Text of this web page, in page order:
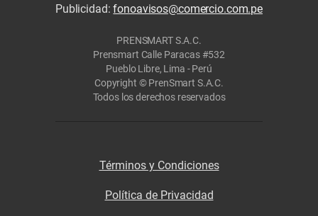
Publicidad:fonoavisos@comercio.com.pe
PRENSMART S.A.C.
Prensmart Calle Paracas #532
Pueblo Libre, Lima - Perú
Copyright © PrenSmart S.A.C.
Todos los derechos reservados
Términos y Condiciones
Política de Privacidad